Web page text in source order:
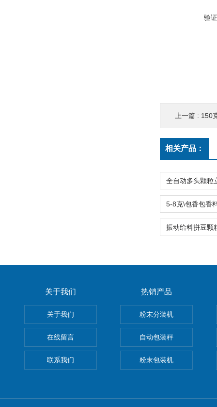
验
上一篇 : 150
相关产品：
关于我们
关于我们
在线留言
联系我们
热销产品
粉末分装机
自动包装秤
粉末包装机